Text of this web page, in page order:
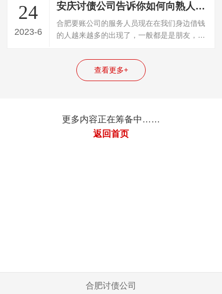
24
2023-6
安庆讨债公司告诉你如何向熟人朋友讨要欠款
合肥要账公司的服务人员现在在我们身边借钱
的人越来越多的出现了，一般都是是朋友，亲
查看更多+
更多内容正在筹备中……
返回首页
合肥讨债公司